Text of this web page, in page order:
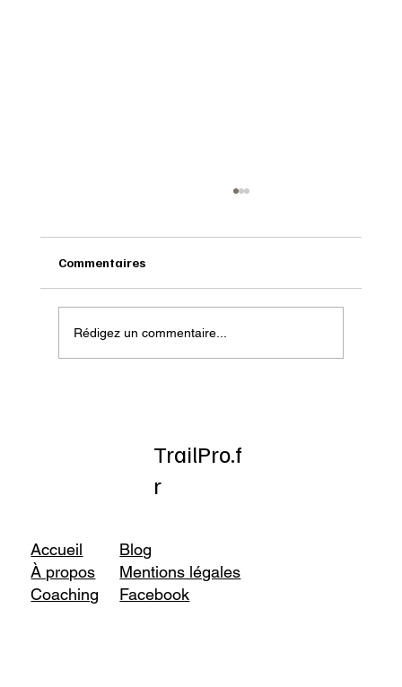
Onatera : Pour affronter l’hiver
Commentaires
Rédigez un commentaire...
TrailPro.f
r
Accueil
À propos
Coaching
Blog
Mentions légales
Facebook